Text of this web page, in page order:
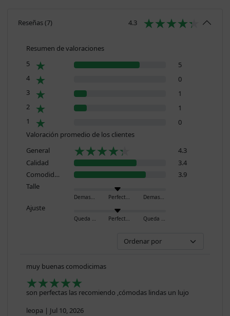
Reseñas(7) 4.3
Resumen de valoraciones
5
5
4
0
3
1
2
1
1
0
Valoración promedio de los clientes
General
4.3
Calidad
3.4
Comodidad
3.9
Talle
Demasiado pequeño Perfecto Demasiado grande
Ajuste
Queda ajustado Perfecto Queda holgado
muy buenas comodicimas
son perfectas las recomiendo ,cómodas lindas un lujo
leopa | Jul 10, 2026